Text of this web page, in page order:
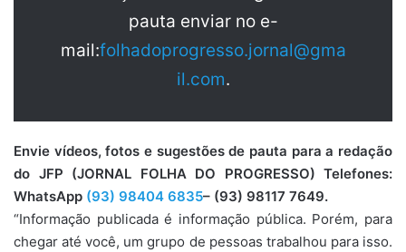
pauta enviar no e-
mail:folhadoprogresso.jornal@gma
il.com.
Envie vídeos, fotos e sugestões de pauta para a redação
do JFP (JORNAL FOLHA DO PROGRESSO) Telefones:
WhatsApp (93) 98404 6835– (93) 98117 7649.
“Informação publicada é informação pública. Porém, para
chegar até você, um grupo de pessoas trabalhou para isso.